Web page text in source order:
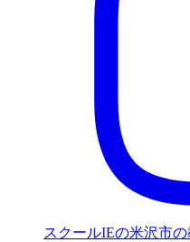
スクールIEの米沢市